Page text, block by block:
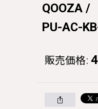
QOOZA /
PU-AC-
販売価格: